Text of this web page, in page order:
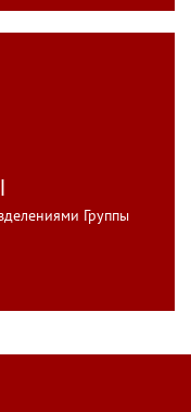
Группы